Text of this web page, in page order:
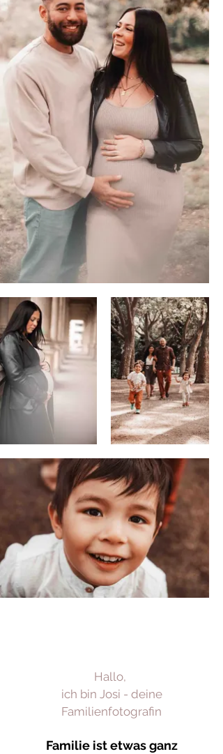
Hallo,
ich bin Josi - deine
Familienfotografin
Familie ist etwas ganz